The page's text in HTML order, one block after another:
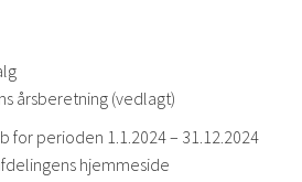
årsberetning (vedlagt)
for perioden 1.1.2024 – 31.12.2024
hjemmeside